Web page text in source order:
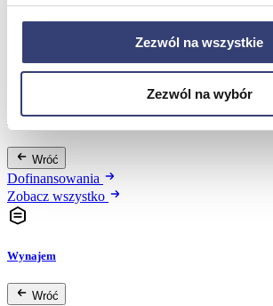
Zezwól na wszystkie
Zezwól na wybór
Fotele do masażu
Urządzenia
Zobacz wszystko
Dofinansowania
Wróć
Dofinansowania
Zobacz wszystko
Wynajem
Wróć